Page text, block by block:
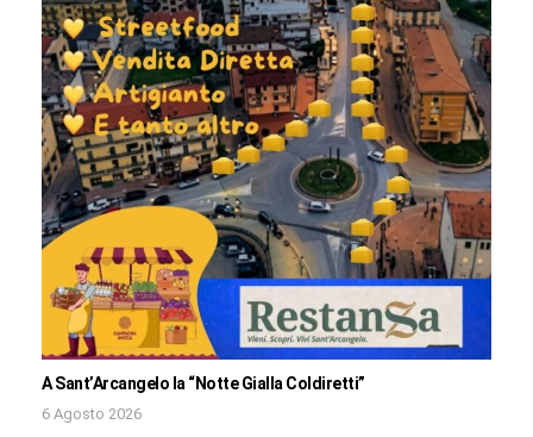
A Sant’Arcangelo la “Notte Gialla Coldiretti”
6 Agosto 2026